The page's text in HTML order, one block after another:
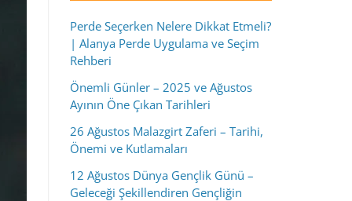
Perde Seçerken Nelere Dikkat Etmeli?
| Alanya Perde Uygulama ve Seçim
Rehberi
Önemli Günler – 2025 ve Ağustos
Ayının Öne Çıkan Tarihleri
26 Ağustos Malazgirt Zaferi – Tarihi,
Önemi ve Kutlamaları
12 Ağustos Dünya Gençlik Günü –
Geleceği Şekillendiren Gençliğin